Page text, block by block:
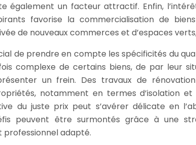
également un facteur attractif. Enfin,
favorise la commercialisation de
de nouveaux commerces et d’espaces
de prendre en compte les spécificités du
complexe de certains biens, de par leur
un frein. Des travaux de
notamment en termes d’isolation
du juste prix peut s’avérer délicate en
peuvent être surmontés grâce à une
adapté.